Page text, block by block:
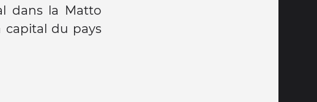
dans la Matto
capital du pays